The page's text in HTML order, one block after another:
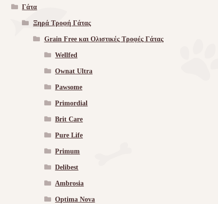
Γάτα
Ξηρά Τροφή Γάτας
Grain Free και Ολιστικές Τροφές Γάτας
Wellfed
Ownat Ultra
Pawsome
Primordial
Brit Care
Pure Life
Primum
Delibest
Ambrosia
Optima Nova